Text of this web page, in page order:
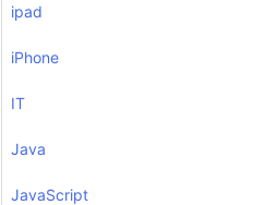
ipad
iPhone
IT
Java
JavaScript